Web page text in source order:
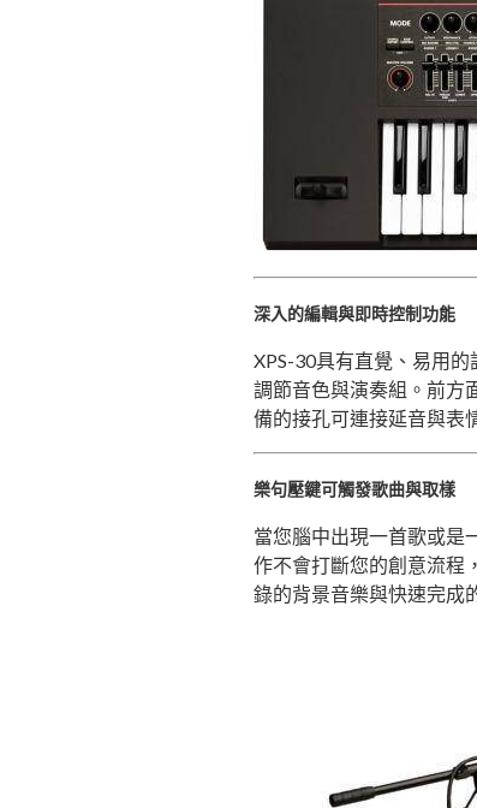
深入的編輯與即時控制功能
XPS-30具有直覺、易用
調節音色與演奏組。前方
備的接孔可連接延音與表
樂句壓鍵可觸發歌曲與取樣
當您腦中出現一首歌或是
作不會打斷您的創意流程
錄的背景音樂與快速完成